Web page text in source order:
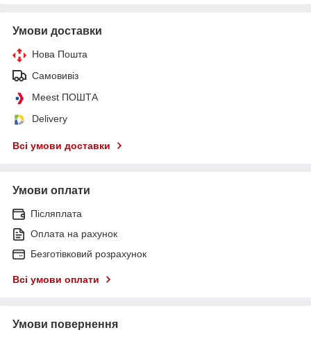
Умови доставки
Нова Пошта
Самовивіз
Meest ПОШТА
Delivery
Всі умови доставки
Умови оплати
Післяплата
Оплата на рахунок
Безготівковий розрахунок
Всі умови оплати
Умови повернення